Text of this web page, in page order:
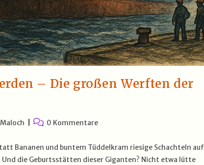
– Die großen Werften der
Beitrags-
0 Kommentare
Bananen und buntem Tüddelkram riesige Schachteln auf
die Geburtsstätten dieser Giganten? Nicht etwa lütte